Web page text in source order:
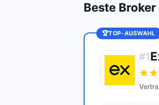
Beste
🏆TOP-AUSWAHL
#1